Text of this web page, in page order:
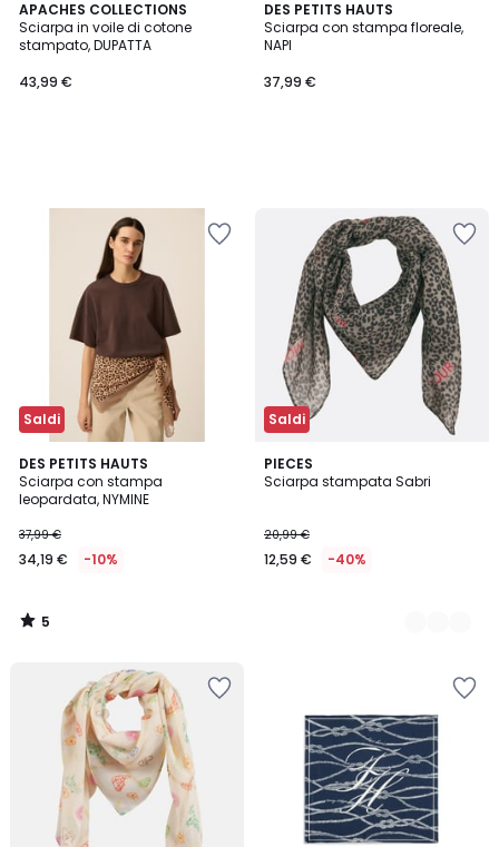
APACHES COLLECTIONS
Sciarpa in voile di cotone
stampato, DUPATTA
43,99 €
DES PETITS HAUTS
Sciarpa con stampa floreale,
NAPI
37,99 €
Saldi
DES PETITS HAUTS
Sciarpa con stampa
leopardata, NYMINE
37,99 €
34,19 € -10%
5
/
5
5
/
Saldi
PIECES
Sciarpa stampata Sabri
20,99 €
12,59 € -40%
2
Colori